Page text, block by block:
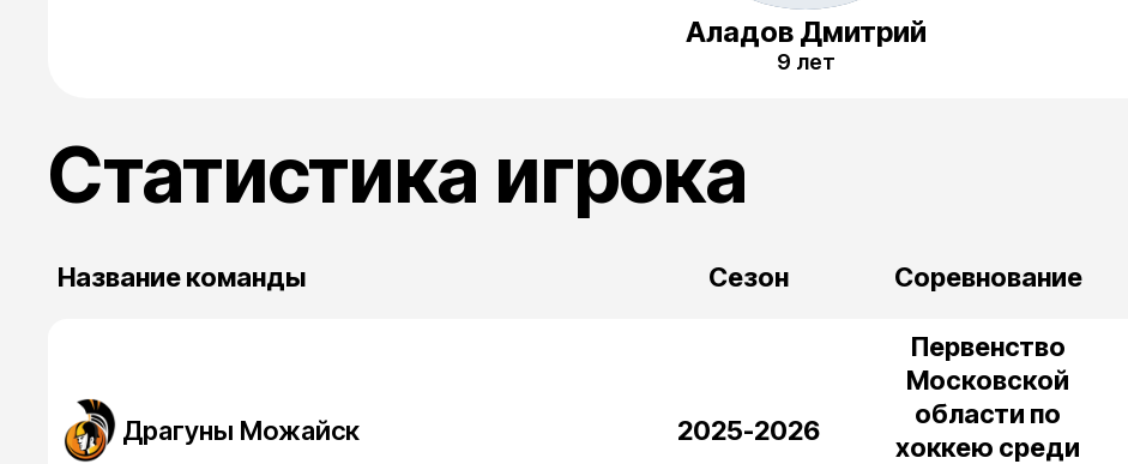
Аладов Дмитрий
9 лет
Статистика игрока
Название команды Сезон Соревнование
Драгуны Можайск 2025-2026
Первенство
Московской
области по
хоккею среди